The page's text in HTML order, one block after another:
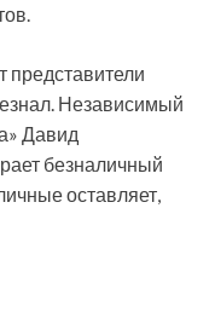
представители
Независимый
Давид
безналичный
оставляет,